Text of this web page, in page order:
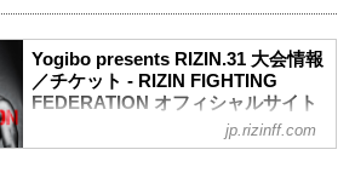
youtu.be
名称
+WEED presents RIZIN LANDMARK
vol.1
2021年10月2日（土）18:30開場 / 19:00開
Yogibo presents RIZIN.31 大会情報
／チケット - RIZIN FIGHTING
FEDERATION オフィシャルサイト
jp.rizinff.com